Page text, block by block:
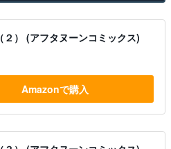
２） (アフタヌーンコミックス)
Amazonで購入